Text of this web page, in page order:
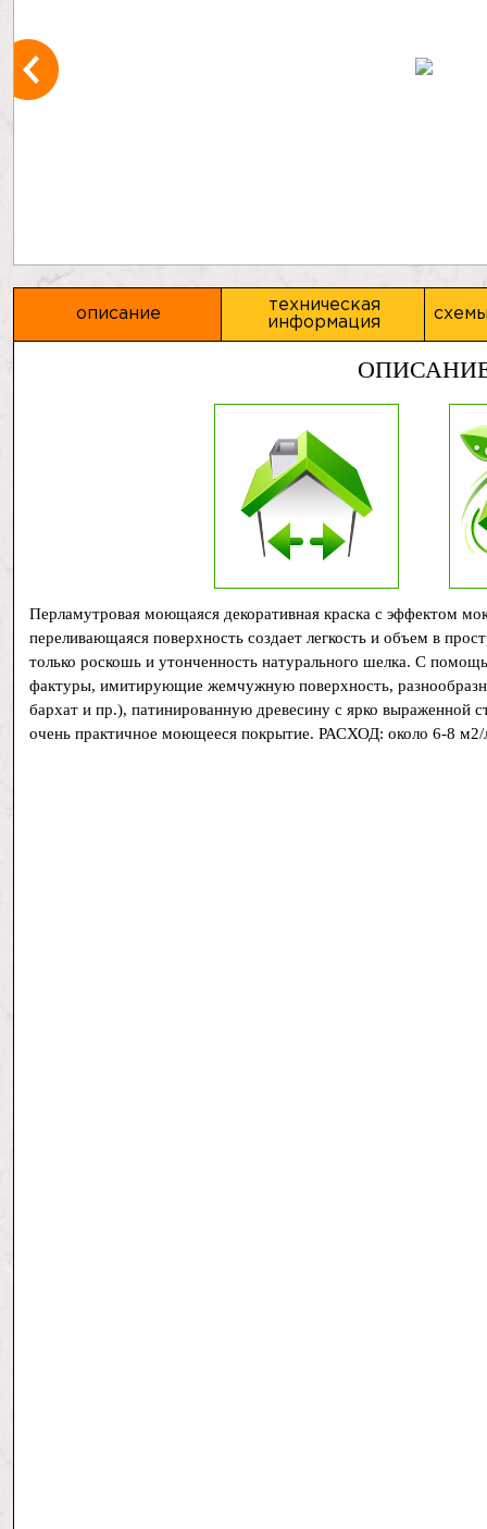
описание
техническая
информация
Перламутровая моющаяся декоративная краска с эффектом
переливающаяся поверхность создает легкость и объем в
только роскошь и утонченность натурального шелка. С
фактуры, имитирующие жемчужную поверхность,
бархат и пр.), патинированную древесину с ярко выраженной
очень практичное моющееся покрытие. РАСХОД: около 6-8 м2/